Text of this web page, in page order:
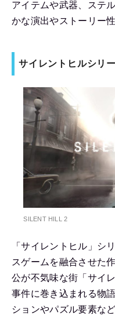
アイテムや武器、ステ
かな演出やストーリー
サイレントヒルシリ
SILENT HILL 2
「サイレントヒル」シ
スゲームを融合させた
公が不気味な街「サイ
事件に巻き込まれる物
ションやパズル要素な